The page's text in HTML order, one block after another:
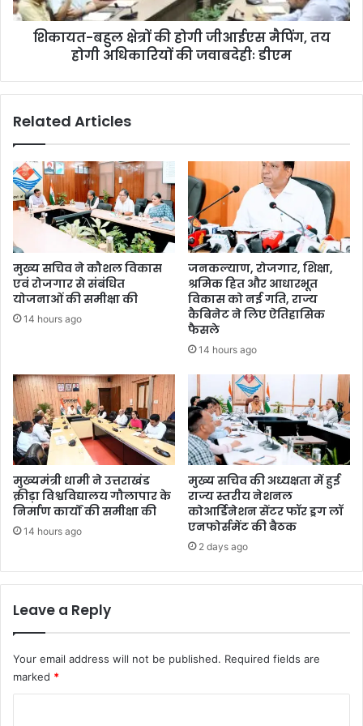
शिकायत-बहुल क्षेत्रों की होगी जीआईएस मैपिंग, तय
होगी अधिकारियों की जवाबदेहीः डीएम
Related Articles
मुख्य सचिव ने कौशल विकास
एवं रोजगार से संबंधित
योजनाओं की समीक्षा की
14 hours ago
जनकल्याण, रोजगार, शिक्षा,
श्रमिक हित और आधारभूत
विकास को नई गति, राज्य
कैबिनेट ने लिए ऐतिहासिक
फैसले
14 hours ago
मुख्यमंत्री धामी ने उत्तराखंड
क्रीड़ा विश्वविद्यालय गौलापार के
निर्माण कार्यों की समीक्षा की
14 hours ago
मुख्य सचिव की अध्यक्षता में हुई
राज्य स्तरीय नेशनल
कोआर्डिनेशन सेंटर फॉर ड्रग लॉ
एनफोर्समेंट की बैठक
2 days ago
Leave a Reply
Your email address will not be published. Required fields are
marked *